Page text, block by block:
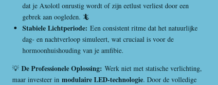
dat je Axolotl onrustig wordt of zijn eetlust verliest door een
gebrek aan oogleden. 🦎
Stabiele Lichtperiode: Een consistent ritme dat het natuurlijke
dag- en nachtverloop simuleert, wat cruciaal is voor de
hormoonhuishouding van je amfibie.
💡 De Professionele Oplossing: Werk niet met statische verlichting,
maar investeer in modulaire LED-technologie. Door de volledige